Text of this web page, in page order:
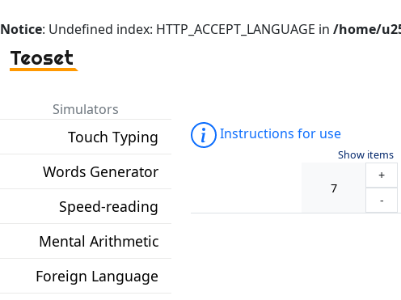
Notice: Undefined index: HTTP_ACCEPT_LANGUAGE in /home/
Teoset
Simulators
Touch Typing
Words Generator
Speed-reading
Mental Arithmetic
Foreign Language
Instructions for use
Show items
+
-